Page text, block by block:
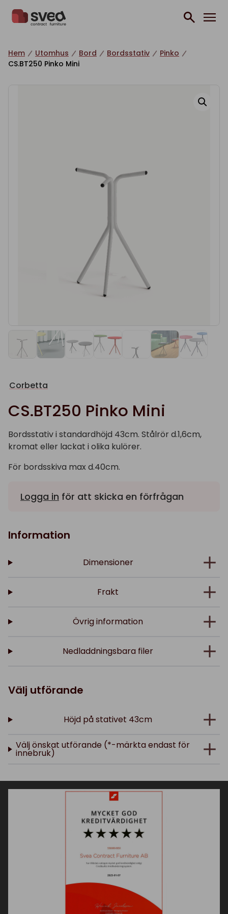
Hem Utomhus Bord Bordsstativ
Pinko
CS.BT250 Pinko Mini
Corbetta
CS.BT250 Pinko Mini
Bordsstativ i standardhöjd 43cm. Stålrör d.1,6cm,
kromat eller lackat i olika kulörer.
För bordsskiva max d.40cm.
Logga in för att skicka en förfrågan
Information
Dimensioner
Frakt
Övrig information
Nedladdningsbara filer
Välj utförande
Höjd på stativet 43cm
Välj önskat utförande (*-märkta endast för
innebruk)